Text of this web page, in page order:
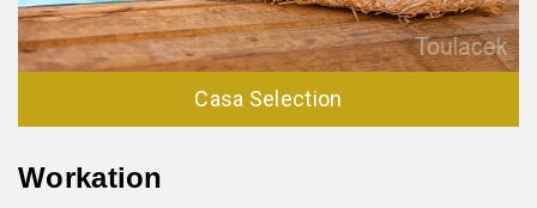
Casa Selection
Workation